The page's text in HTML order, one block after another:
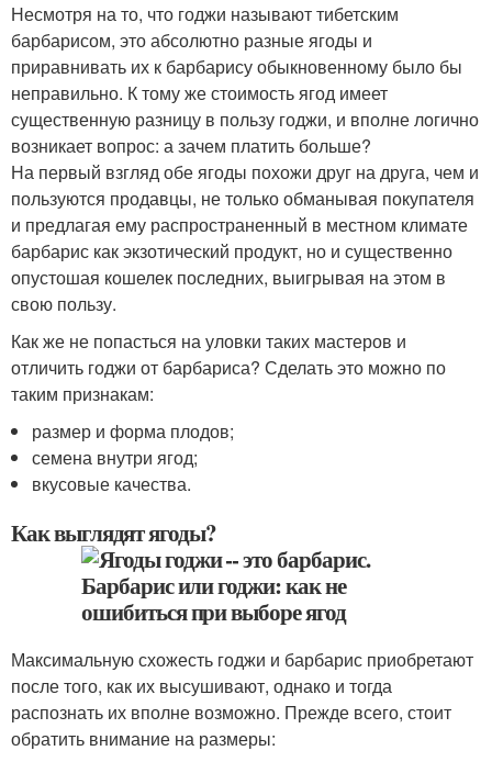
Несмотря на то, что годжи называют тибетским
барбарисом, это абсолютно разные ягоды и
приравнивать их к барбарису обыкновенному было бы
неправильно. К тому же стоимость ягод имеет
существенную разницу в пользу годжи, и вполне логично
возникает вопрос: а зачем платить больше?
На первый взгляд обе ягоды похожи друг на друга, чем и
пользуются продавцы, не только обманывая покупателя
и предлагая ему распространенный в местном климате
барбарис как экзотический продукт, но и существенно
опустошая кошелек последних, выигрывая на этом в
свою пользу.
Как же не попасться на уловки таких мастеров и
отличить годжи от барбариса? Сделать это можно по
таким признакам:
размер и форма плодов;
семена внутри ягод;
вкусовые качества.
Как выглядят ягоды?
Максимальную схожесть годжи и барбарис приобретают
после того, как их высушивают, однако и тогда
распознать их вполне возможно. Прежде всего, стоит
обратить внимание на размеры: